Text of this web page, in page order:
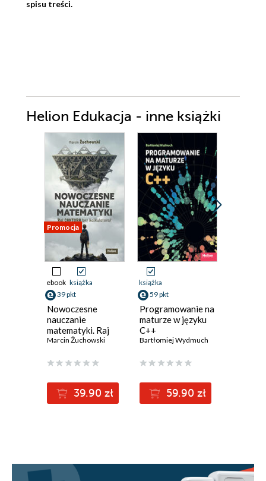
spisu treści.
Helion Edukacja - inne książki
Promocja
ebook książka
39 pkt
Nowoczesne
nauczanie
matematyki. Raj
Cantora bez
Marcin Żuchowski
39.90 zł
książka
59 pkt
Programowanie na
maturze w języku
C++
Bartłomiej Wydmuch
59.90 zł